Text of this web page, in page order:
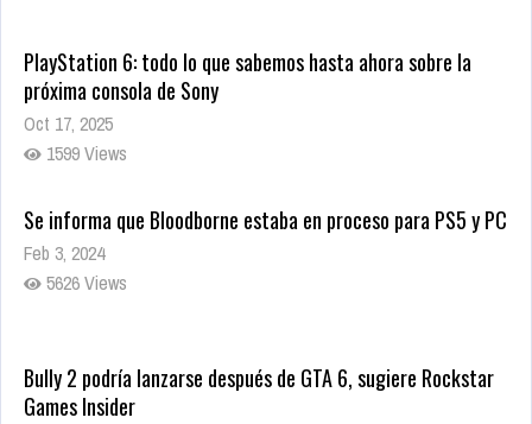
PlayStation 6: todo lo que sabemos hasta ahora sobre la
próxima consola de Sony
Oct 17, 2025
1599 Views
Se informa que Bloodborne estaba en proceso para PS5 y PC
Feb 3, 2024
5626 Views
Bully 2 podría lanzarse después de GTA 6, sugiere Rockstar
Games Insider